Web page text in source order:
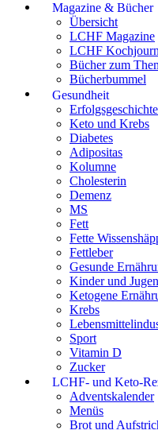
Magazine & Bücher
Übersicht
LCHF Magazine
LCHF
Bücher zum
Bücherbummel
Gesundheit
Keto und Krebs
Diabetes
Adipositas
Kolumne
Cholesterin
Demenz
MS
Fett
Fette
Fettleber
Gesunde
Kinder und
Ketogene
Krebs
Sport
Vitamin D
Zucker
LCHF- und Keto-
Adventskalender
Menüs
Brot und